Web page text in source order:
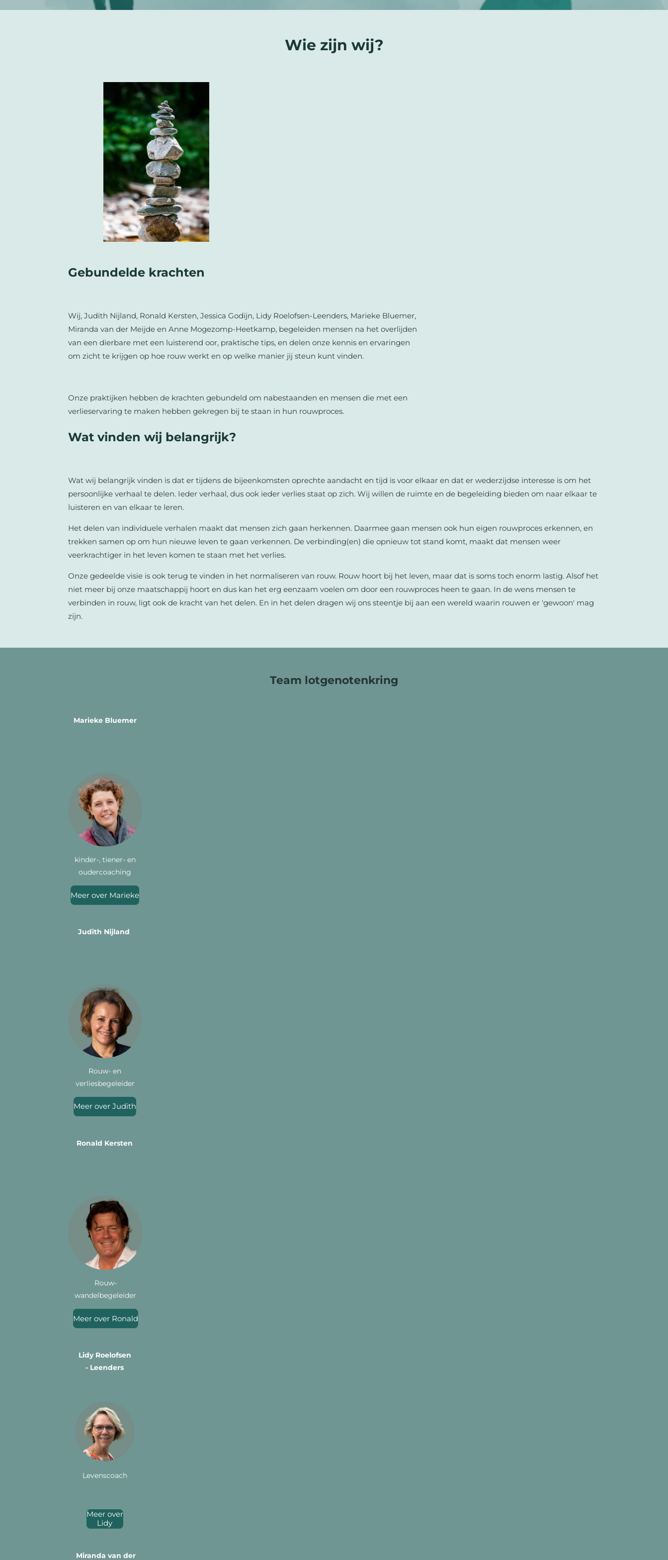
Wie zijn wij?
Gebundelde krachten
Wij, Judith Nijland, Ronald Kersten, Jessica Godijn, Lidy Roelofsen-Leenders, Marieke Bluemer,
Miranda van der Meijde en Anne Mogezomp-Heetkamp, begeleiden mensen na het overlijden
van een dierbare met een luisterend oor, praktische tips, en delen onze kennis en ervaringen
om zicht te krijgen op hoe rouw werkt en op welke manier jij steun kunt vinden.
Onze praktijken hebben de krachten gebundeld om nabestaanden en mensen die met een
verlieservaring te maken hebben gekregen bij te staan in hun rouwproces.
Wat vinden wij belangrijk?
Wat wij belangrijk vinden is dat er tijdens de bijeenkomsten oprechte aandacht en tijd is voor elkaar en dat er wederzijdse interesse is om het
persoonlijke verhaal te delen. Ieder verhaal, dus ook ieder verlies staat op zich. Wij willen de ruimte en de begeleiding bieden om naar elkaar te
luisteren en van elkaar te leren.
Het delen van individuele verhalen maakt dat mensen zich gaan herkennen. Daarmee gaan mensen ook hun eigen rouwproces erkennen, en
trekken samen op om hun nieuwe leven te gaan verkennen. De verbinding(en) die opnieuw tot stand komt, maakt dat mensen weer
veerkrachtiger in het leven komen te staan met het verlies.
Onze gedeelde visie is ook terug te vinden in het normaliseren van rouw. Rouw hoort bij het leven, maar dat is soms toch enorm lastig. Alsof het
niet meer bij onze maatschappij hoort en dus kan het erg eenzaam voelen om door een rouwproces heen te gaan. In de wens mensen te
verbinden in rouw, ligt ook de kracht van het delen. En in het delen dragen wij ons steentje bij aan een wereld waarin rouwen er 'gewoon' mag
zijn.
Team lotgenotenkring
Marieke Bluemer
kinder-, tiener- en
oudercoaching
Meer over Marieke
Judith Nijland
Rouw- en
verliesbegeleider
Meer over Judith
Ronald Kersten
Rouw-
wandelbegeleider
Meer over Ronald
Lidy Roelofsen
- Leenders
Levenscoach
Meer over
Lidy
Miranda van der